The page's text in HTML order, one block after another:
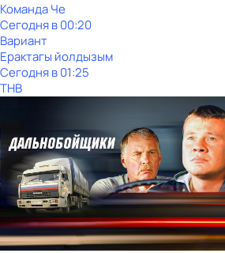
Команда Че
Сегодня в 00:20
Вариант
Ерактагы йолдызым
Сегодня в 01:25
ТНВ